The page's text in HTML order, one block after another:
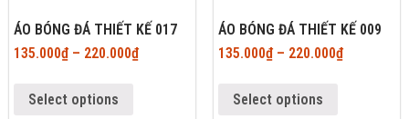
ÁO BÓNG ĐÁ THIẾT KẾ 017
135.000₫– 220.000₫
Select options
ÁO BÓNG ĐÁ THIẾT KẾ 009
135.000₫– 220.000₫
Select options